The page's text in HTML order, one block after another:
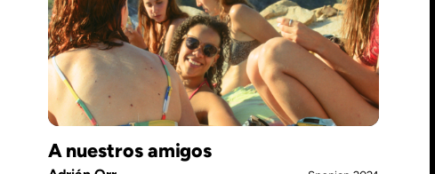
A nuestros amigos